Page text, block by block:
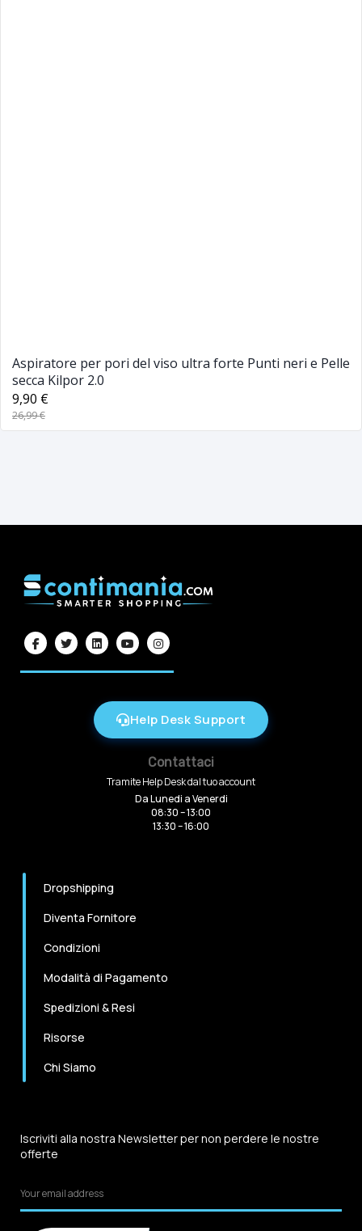
Aspiratore per pori del viso ultra forte Punti neri e Pelle
secca Kilpor 2.0
9,90 €
26,99 €
Help Desk Support
Contattaci
Tramite Help Desk dal tuo account
Da Lunedi a Venerdi
08:30 – 13:00
13:30 – 16:00
Dropshipping
Diventa Fornitore
Condizioni
Modalità di Pagamento
Spedizioni & Resi
Risorse
Chi Siamo
Iscriviti alla nostra Newsletter per non perdere le nostre
offerte